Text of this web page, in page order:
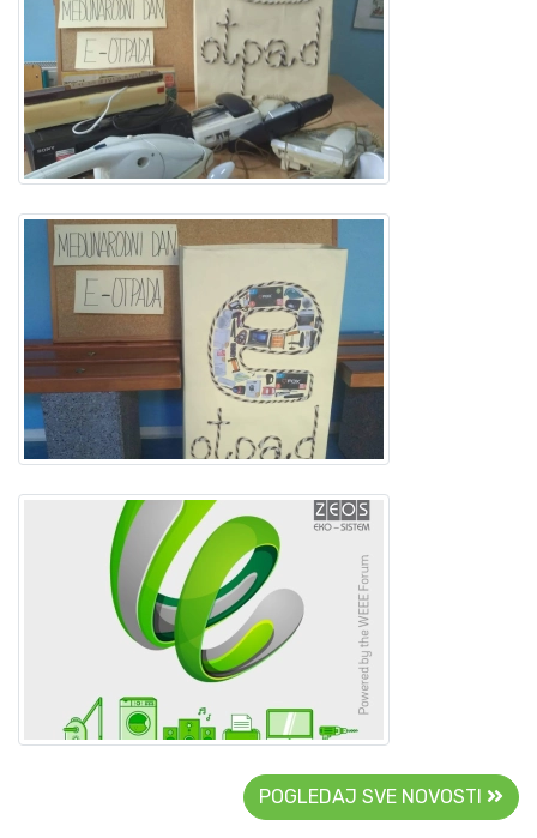
POGLEDAJ SVE NOVOSTI